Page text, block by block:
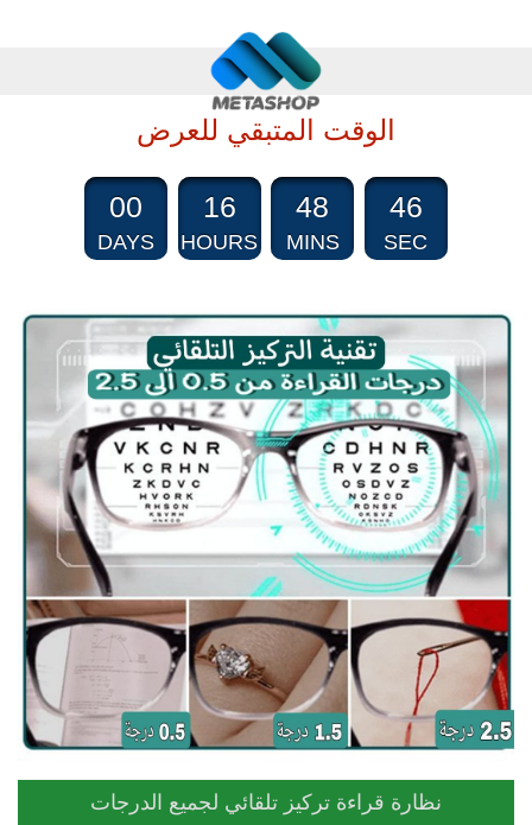
الوقت المتبقي للعرض
00
DAYS
16
HOURS
48
MINS
45
SEC
نظارة قراءة تركيز تلقائي لجميع الدرجات